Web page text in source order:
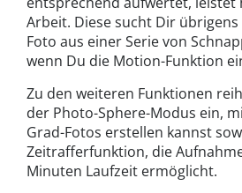
Arbeit. Diese sucht Dir
Foto aus einer Serie von
wenn Du die Motion-Funktion
Zu den weiteren Funktionen
der Photo-Sphere-Modus ein,
Grad-Fotos erstellen kannst
Zeitrafferfunktion, die
Minuten Laufzeit ermöglicht.